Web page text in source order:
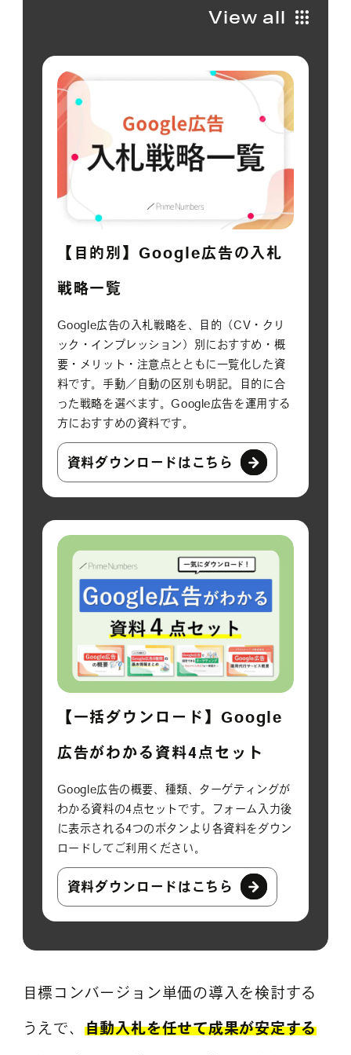
View all
【目的別】Google広告の入札
戦略一覧
Google広告の入札戦略を、目的（CV・クリ
ック・インプレッション）別におすすめ・概
要・メリット・注意点とともに一覧化した資
料です。手動／自動の区別も明記。目的に合
った戦略を選べます。Google広告を運用する
方におすすめの資料です。
資料ダウンロードはこちら
【一括ダウンロード】Google
広告がわかる資料4点セット
Google広告の概要、種類、ターゲティングが
わかる資料の4点セットです。フォーム入力後
に表示される4つのボタンより各資料をダウン
ロードしてご利用ください。
資料ダウンロードはこちら
目標コンバージョン単価の導入を検討する
うえで、 自動入札を任せて成果が安定する